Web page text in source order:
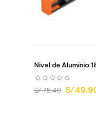
Nivel de Aluminio
S/ 75.40 S/